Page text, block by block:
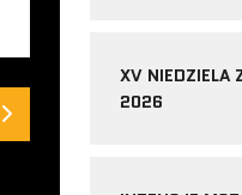
XV NIEDZIELA
2026